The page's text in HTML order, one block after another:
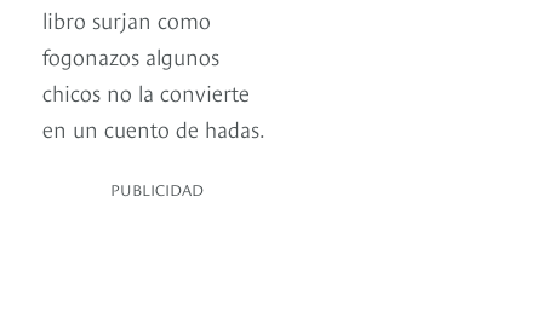
libro surjan como
fogonazos algunos
chicos no la convierte
en un cuento de hadas.
PUBLICIDAD